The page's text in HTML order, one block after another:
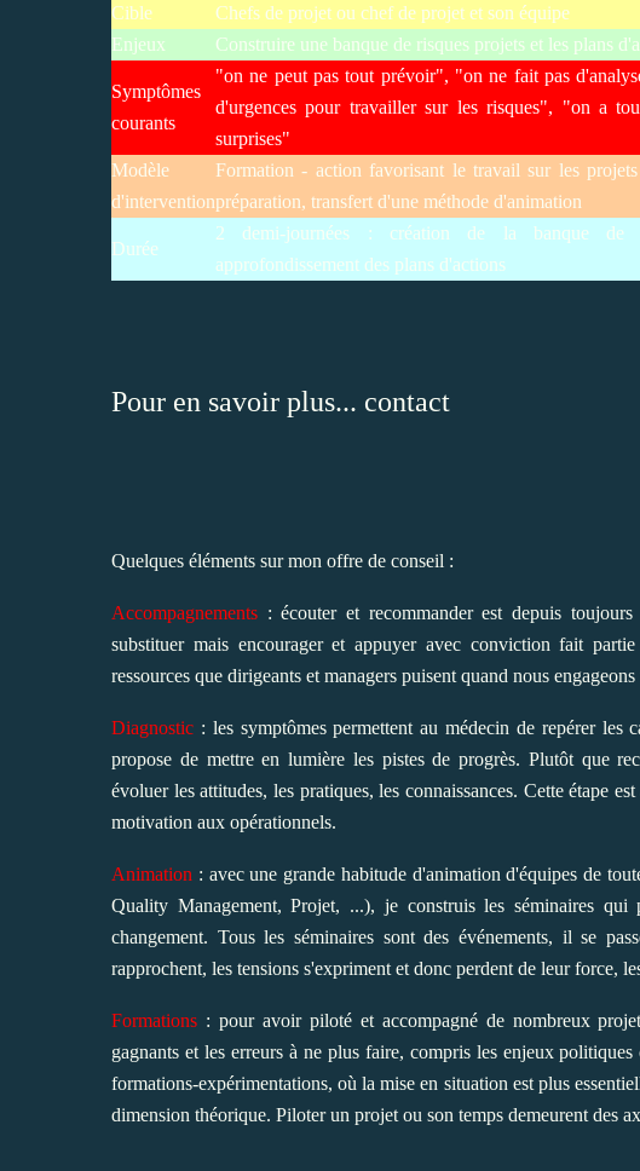
Cible
Chefs de projet ou chef de projet et son équipe
Enjeux
Construire une banque de risques projets et les plans
Symptômes
courants
"on ne peut pas tout prévoir", "on ne fait pas
d'urgences pour travailler sur les risques", "on a
surprises"
Modèle
d'intervention
Formation - action favorisant le travail sur les
préparation, transfert d'une méthode d'animation
Durée
2 demi-journées : création de la banque de
approfondissement des plans d'actions
Pour en savoir plus... contact
Quelques éléments sur mon offre de conseil :
Accompagnements : écouter et recommander est depuis
substituer mais encourager et appuyer avec conviction fait
ressources que dirigeants et managers puisent quand nous
Diagnostic : les symptômes permettent au médecin de repérer les
propose de mettre en lumière les pistes de progrès. Plutôt que
évoluer les attitudes, les pratiques, les connaissances. Cette étape
motivation aux opérationnels.
Animation : avec une grande habitude d'animation d'équipes de
Quality Management, Projet, ...), je construis les séminaires
changement. Tous les séminaires sont des événements, il se
rapprochent, les tensions s'expriment et donc perdent de leur force,
Formations : pour avoir piloté et accompagné de nombreux
gagnants et les erreurs à ne plus faire, compris les enjeux
formations-expérimentations, où la mise en situation est plus
dimension théorique. Piloterun projet ou son temps demeurent des